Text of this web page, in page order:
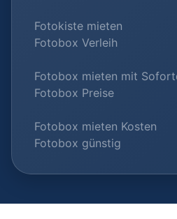
Fotokiste mieten
Fotobox Verleih
Fotobox mieten mit
Fotobox Preise
Fotobox mieten Kosten
Fotobox günstig